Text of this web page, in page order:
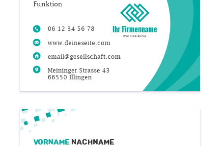
06 12 34 56 78
www.deineseite.com
email@gesellschaft.com
Meininger Strasse 43
66550 Illingen
Funktion
Ihr Firmenname
Ihre Basislinie
Vorname Nachname